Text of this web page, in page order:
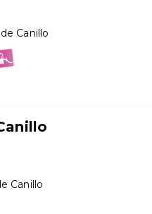
Canillo
Canillo